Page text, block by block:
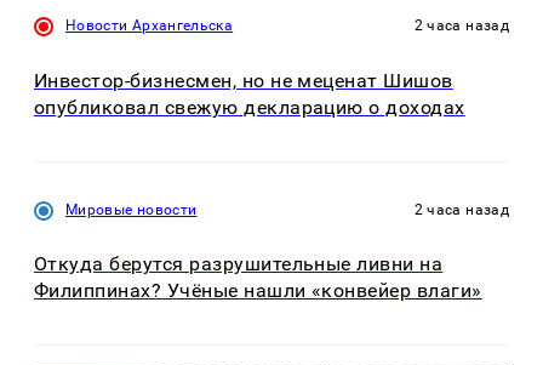
Новости Архангельска 2 часа назад
Инвестор-бизнесмен, но не меценат Шишов
опубликовал свежую декларацию о доходах
Мировые новости 2 часа назад
Откуда берутся разрушительные ливни на
Филиппинах? Учёные нашли «конвейер влаги»